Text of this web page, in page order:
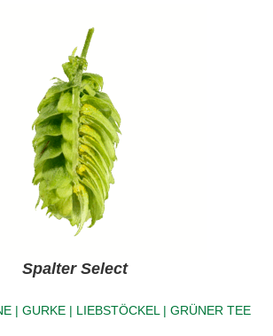
Spalter Select
| GURKE | LIEBSTÖCKEL | GRÜNER TEE